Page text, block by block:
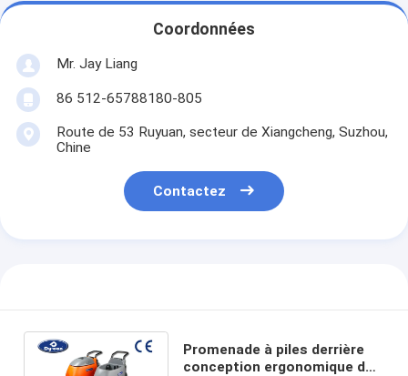
Coordonnées
Mr. Jay Liang
86 512-65788180-805
Route de 53 Ruyuan, secteur de Xiangcheng, Suzhou,
Chine
Contactez
Promenade à piles derrière
conception ergonomique de